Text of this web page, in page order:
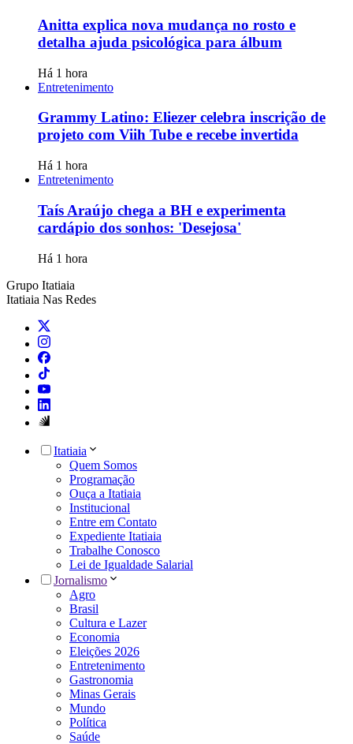
Anitta explica nova mudança no rosto e
detalha ajuda psicológica para álbum
Há 1 hora
Entretenimento
Grammy Latino: Eliezer celebra inscrição de
projeto com Viih Tube e recebe invertida
Há 1 hora
Entretenimento
Taís Araújo chega a BH e experimenta
cardápio dos sonhos: 'Desejosa'
Há 1 hora
Grupo Itatiaia
Itatiaia Nas Redes
Itatiaia
Quem Somos
Programação
Ouça a Itatiaia
Institucional
Entre em Contato
Expediente Itatiaia
Trabalhe Conosco
Lei de Igualdade Salarial
Jornalismo
Agro
Brasil
Cultura e Lazer
Economia
Eleições 2026
Entretenimento
Gastronomia
Minas Gerais
Mundo
Política
Saúde